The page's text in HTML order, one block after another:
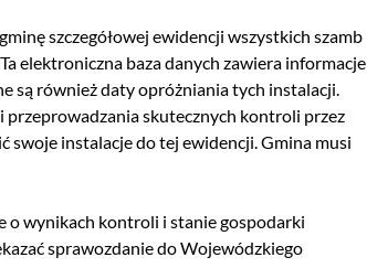
szczegółowej ewidencji wszystkich szamb
elektroniczna baza danych zawiera informacje
są również daty opróżniania tych instalacji.
przeprowadzania skutecznych kontroli przez
swoje instalacje do tej ewidencji. Gmina musi
wynikach kontroli i stanie gospodarki
sprawozdanie do Wojewódzkiego